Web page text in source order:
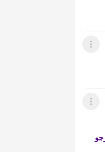
عرض القائمة
عرض القائمة